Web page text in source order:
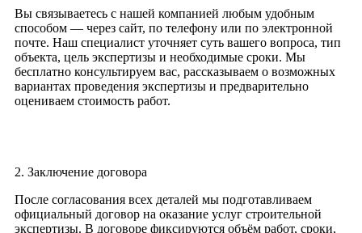
Вы связываетесь с нашей компанией любым удобным
способом — через сайт, по телефону или по электронной
почте. Наш специалист уточняет суть вашего вопроса, тип
объекта, цель экспертизы и необходимые сроки. Мы
бесплатно консультируем вас, рассказываем о возможных
вариантах проведения экспертизы и предварительно
оцениваем стоимость работ.
2. Заключение договора
После согласования всех деталей мы подготавливаем
официальный договор на оказание услуг строительной
экспертизы. В договоре фиксируются объём работ, сроки,